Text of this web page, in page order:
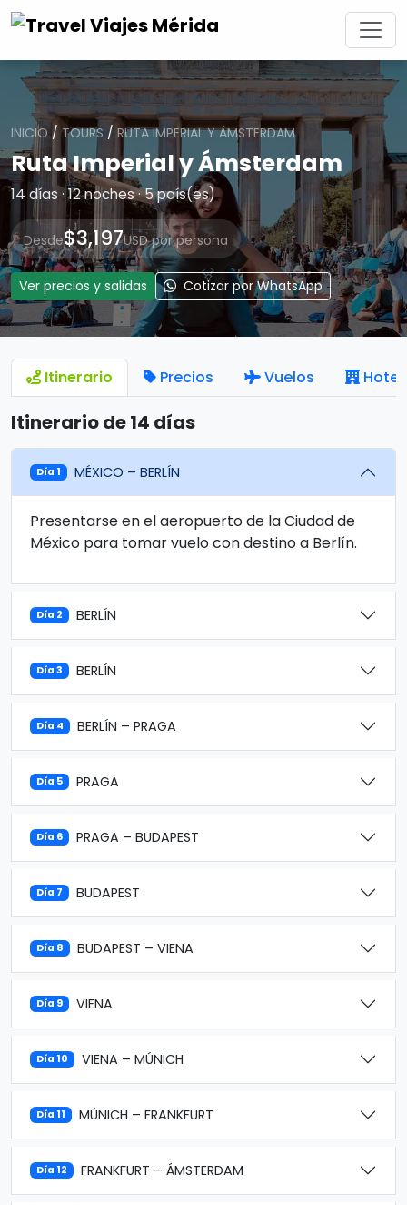
INICIO / TOURS / RUTA IMPERIAL Y ÁMSTERDAM
Ruta Imperial y Ámsterdam
14 días · 12 noches · 5 país(es)
Desde$3,197USD por persona
Ver precios y salidas Cotizar por WhatsApp
Itinerario Precios Vuelos
Itinerario de 14 días
Día 1 MÉXICO – BERLÍN
Presentarse en el aeropuerto de la Ciudad de
México para tomar vuelo con destino a Berlín.
Día 2 BERLÍN
Día 3 BERLÍN
Día 4 BERLÍN – PRAGA
Día 5 PRAGA
Día 6 PRAGA – BUDAPEST
Día 7 BUDAPEST
Día 8 BUDAPEST – VIENA
Día 9 VIENA
Día 10 VIENA – MÚNICH
Día 11 MÚNICH – FRANKFURT
Día 12 FRANKFURT – ÁMSTERDAM